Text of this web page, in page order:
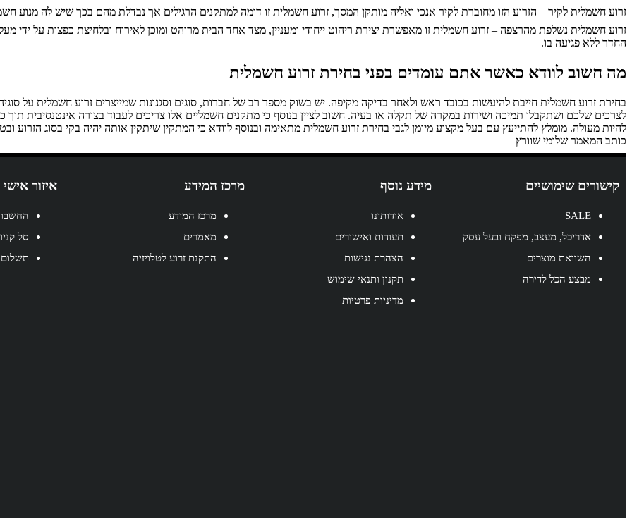
זרוע חשמלית לקיר – הזרוע הזו מחוברת לקיר אנכי ואליה מותקן המסך, זרוע חשמלית זו דומה למתקנים הרגילים אך נבדלת מהם בכך שיש לה מנוע
זרוע חשמלית נשלפת מהרצפה – זרוע חשמלית זו מאפשרת יצירת ריהוט ייחודי ומעניין, מצד אחד הבית מרוהט ומוכן לאירוח ובלחיצת כפצות על ידי
החדר ללא פגיעה בו.
מה חשוב לוודא כאשר אתם עומדים בפני בחירת זרוע חשמלית
בחירת זרוע חשמלית חייבת להיעשות בכובד ראש ולאחר בדיקה מקיפה. יש בשוק מספר רב של חברות, סוגים וסגנונות שמייצרים זרוע חשמלית על
לצרכים שלכם ושתקבלו תמיכה ושירות במקרה של תקלה או בעיה. חשוב לציין בנוסף כי מתקנים חשמליים אלו צריכים לעבוד בצורה אינטנסיבית
להיות מעולה. מומלץ להתייעץ עם בעל מקצוע מיומן לגבי בחירת זרוע חשמלית מתאימה ובנוסף לוודא כי המתקין שיתקין אותה יהיה בקי בסוג הזרוע
כותב המאמר שלומי שוורץ
קישורים שימושיים
SALE
אדריכל, מעצב, מפקח ובעל עסק
השוואת מוצרים
מבצע הכל לדירה
מידע נוסף
אודותינו
תעודות ואישורים
הצהרת נגישות
תקנון ותנאי שימוש
מדיניות פרטיות
מרכז המידע
מרכז המידע
מאמרים
התקנת זרוע לטלויזיה
איזור אישי
סל
תשלום